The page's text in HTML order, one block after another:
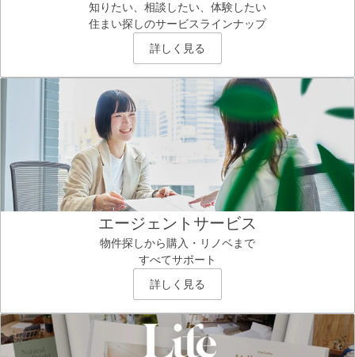
知りたい、相談したい、体験したい
住まい探しのサービスラインナップ
詳しく見る
エージェントサービス
物件探しから購入・リノベまで
すべてサポート
詳しく見る